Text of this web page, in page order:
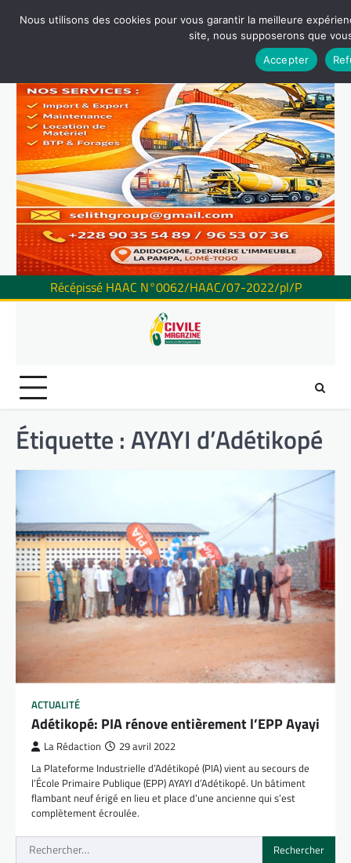
Récépissé HAAC N°0062/HAAC/07-2022/pl/P
Étiquette :AYAYI d’Adétikopé
ACTUALITÉ
Adétikopé: PIA rénove entièrement l’EPP Ayayi
La Rédaction 29 avril 2022
La Plateforme Industrielle d’Adétikopé (PIA) vient au secours de
l’École Primaire Publique (EPP) AYAYI d’Adétikopé. Un bâtiment
flambant neuf érigé en lieu et place d’une ancienne qui s’est
complètement écroulée.
Rechercher :
Nous utilisons des cookies pour vous garantir la meilleure
site, nous supposerons que
Accepter